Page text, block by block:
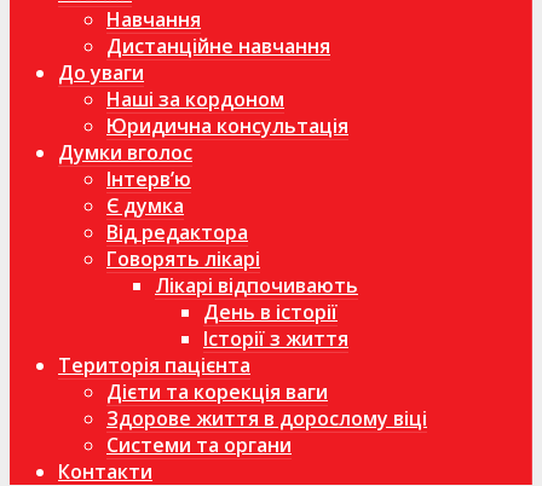
Навчання
Дистанційне навчання
До уваги
Наші за кордоном
Юридична консультація
Думки вголос
Інтерв’ю
Є думка
Від редактора
Говорять лікарі
Лікарі відпочивають
День в історії
Історії з життя
Територія пацієнта
Дієти та корекція ваги
Здорове життя в дорослому віці
Системи та органи
Контакти